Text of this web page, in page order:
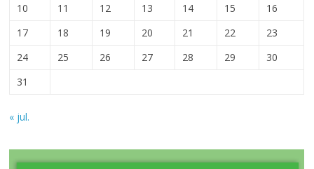
10
11 12 13 14 15
16
17
18 19 20 21 22
23
24
25 26 27 28 29
30
31
« jul.